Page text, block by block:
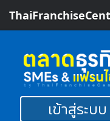
เข้าสู่ระบบ